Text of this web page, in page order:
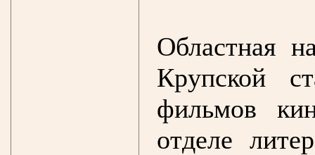
Областная
Крупской
фильмов
отделе